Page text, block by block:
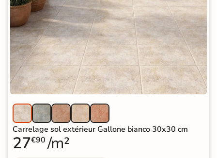
Carrelage sol extérieur Gallone bianco 30x30 cm
27€90 /m²